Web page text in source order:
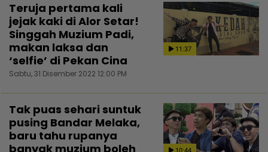
11:37
Teruja pertama kali
jejak kaki di Alor Setar!
Singgah Muzium Padi,
makan laksa dan
‘selfie’ di Pekan Cina
Sabtu, 31 Disember 2022 12:00 PM
Tak puas sehari suntuk
pusing Bandar Melaka,
baru tahu rupanya
banyak muzium boleh